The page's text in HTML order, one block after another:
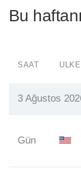
Bu
SAAT ÜLKE
3 Ağustos
Gün